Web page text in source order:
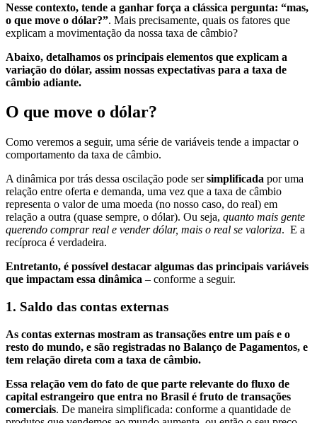
Nesse contexto, tende a ganhar força a clássica pergunta: “mas,
o que move o dólar?”. Mais precisamente, quais os fatores que
explicam a movimentação da nossa taxa de câmbio?
Abaixo, detalhamos os principais elementos que explicam a
variação do dólar, assim nossas expectativas para a taxa de
câmbio adiante.
O que move o dólar?
Como veremos a seguir, uma série de variáveis tende a impactar o
comportamento da taxa de câmbio.
A dinâmica por trás dessa oscilação pode sersimplificada por uma
relação entre oferta e demanda, uma vez que a taxa de câmbio
representa o valor de uma moeda (no nosso caso, do real) em
relação a outra (quase sempre, o dólar). Ou seja, quanto mais gente
querendo comprar real e vender dólar, mais o real se valoriza. E a
recíproca é verdadeira.
Entretanto, é possível destacar algumas das principais variáveis
que impactam essa dinâmica – conforme a seguir.
1. Saldo das contas externas
As contas externas mostram as transações entre um país e o
resto do mundo, e são registradas no Balanço de Pagamentos, e
tem relação direta com a taxa de câmbio.
Essa relação vem do fato de que parte relevante do fluxo de
capital estrangeiro que entra no Brasil é fruto de transações
comerciais. De maneira simplificada: conforme a quantidade de